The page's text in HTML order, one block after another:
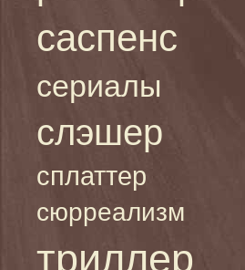
саспенс
сериалы
слэшер
сплаттер
сюрреализм
триллер